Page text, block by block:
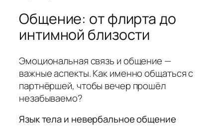
Общение: от флирта до
интимной близости
Эмоциональная связь и общение —
важные аспекты. Как именно общаться с
партнёршей, чтобы вечер прошёл
незабываемо?
Язык тела и невербальное общение